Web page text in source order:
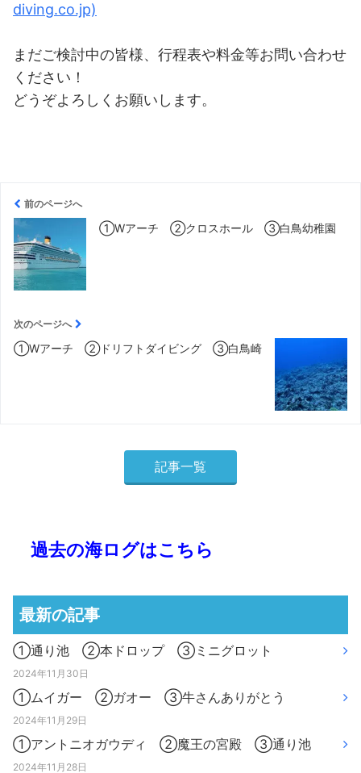
diving.co.jp)
まだご検討中の皆様、行程表や料金等お問い合わせ
ください！
どうぞよろしくお願いします。
前のページへ
①Wアーチ ②クロスホール ③白鳥幼稚園
次のページへ
①Wアーチ ②ドリフトダイビング ③白鳥崎
記事一覧
過去の海ログはこちら
最新の記事
①通り池 ②本ドロップ ③ミニグロット
2024年11月30日
①ムイガー ②ガオー ③牛さんありがとう
2024年11月29日
①アントニオガウディ ②魔王の宮殿 ③通り池
2024年11月28日